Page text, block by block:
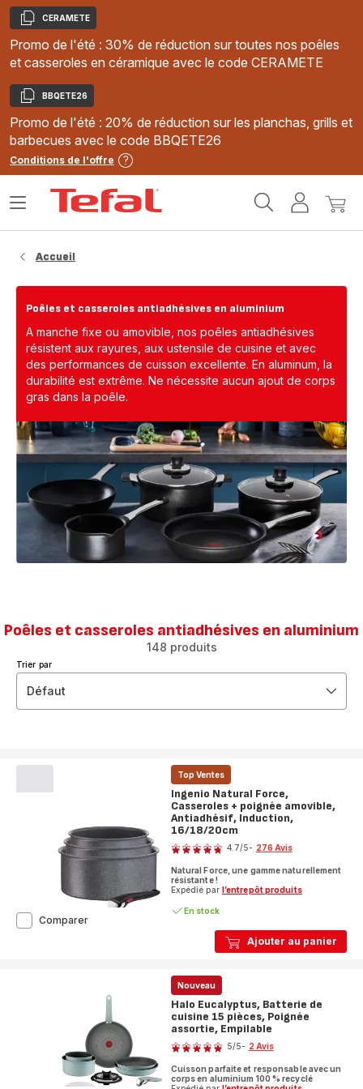
Copier
CERAMETE
Promo de l'été : 30% de réduction sur toutes nos poêles
et casseroles en céramique avec le code CERAMETE
Copier
BBQETE26
Promo de l'été : 20% de réduction sur les planchas, grills et
barbecues avec le code BBQETE26
Conditions de l'offre
MonMon
Ouvrir
Accueil
Poêles et casseroles antiadhésives en aluminium
A manche fixe ou amovible, nos poêles antiadhésives
résistent aux rayures, aux ustensile de cuisine et avec
des performances de cuisson excellente. En aluminum, la
durabilité est extrême. Ne nécessite aucun ajout de corps
gras dans la poêle.
Poêles et casseroles antiadhésives en aluminium
148 produits
Trier par
Défaut
Ajouter au panier
Top Ventes
Ingenio Natural Force,
Casseroles + poignée amovible,
Antiadhésif, Induction,
16/18/20cm
Note
4.7/5- 276 Avis
Natural Force, une gamme naturellement
résistante !
Expédié par l’entrepôt produits
En stock
ComparerIngenio
amovible,
Induction,
16/18/20cm
Nouveau
Halo Eucalyptus, Batterie de
cuisine 15 pièces, Poignée
assortie, Empilable
Note
5
5/5- 2 Avis
Cuisson parfaite et responsable avec un
corps en aluminium 100 % recyclé